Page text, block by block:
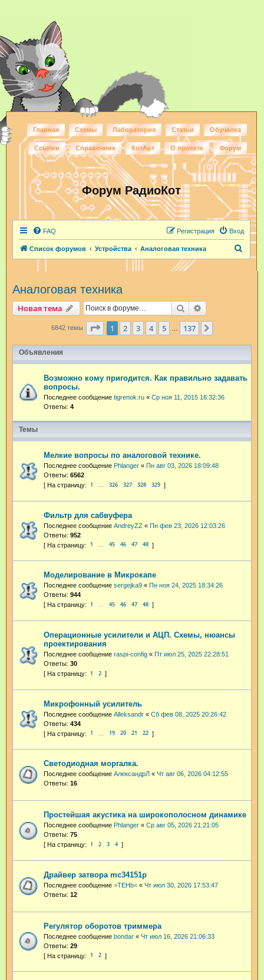
Главная Схемы Лаборатория Статьи Обучалка
Ссылки Справочник КотАрт О проекте Форум
Форум РадиоКот
FAQ Вход
Регистрация
Список форумов Устройства Аналоговая техника
Аналоговая техника
Новая тема Поиск
6842 темы Страница из 137
1 2 3 4 5 137
Объявления
Возможно кому пригодится. Как правильно задавать
вопросы.
Последнее сообщение tigrenok.ru « Ср ноя 11, 2015 16:32:36
Ответы: 4
Темы
Мелкие вопросы по аналоговой технике.
Последнее сообщение Phlanger « Пн авг 03, 2026 18:09:48
Ответы: 6562
1 … 326 327 328 329
Фильтр для сабвуфера
Последнее сообщение AndreyZZ « Пн фев 23, 2026 12:03:26
Ответы: 952
1 45 46 47 48
Моделирование в Микрокапе
Последнее сообщение sergejka9 « Пн ноя 24, 2025 18:34:26
Ответы: 944
1 … 45 46 47 48
Операционные усилители и АЦП. Схемы, нюансы
проектирования
Последнее сообщение raspi-config « Пт июл 25, 2025 22:28:51
Ответы: 30
1 2
Микрофонный усилитель
Последнее сообщение Alleksandr « Сб фев 08, 2025 20:26:42
Ответы: 434
1 19 20 21 22
Светодиодная моргалка.
Последнее сообщение АлександрЛ « Чт авг 06, 2026 04:12:55
Ответы: 16
Простейшая акустика на широкополосном динамике
Последнее сообщение Phlanger « Ср авг 05, 2026 21:21:05
Ответы: 75
1 2 3 4
Драйвер затвора mc34151p
Последнее сообщение >TEHb< « Чт июл 30, 2026 17:53:47
Ответы: 12
Регулятор оборотов триммера
Последнее сообщение bondar « Чт июл 16, 2026 21:06:33
Ответы: 29
1 2